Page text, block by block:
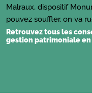
Malraux, dispositif
pouvez souffler, on va
Retrouvez tous les
gestion patrimoniale